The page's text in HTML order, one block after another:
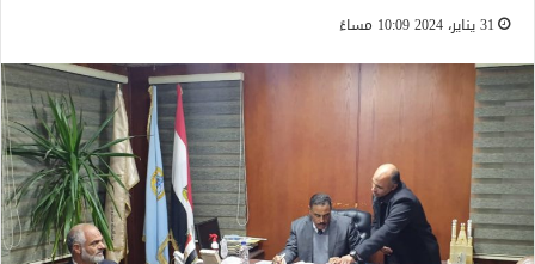
31 يناير، 2024 10:09 مساءً